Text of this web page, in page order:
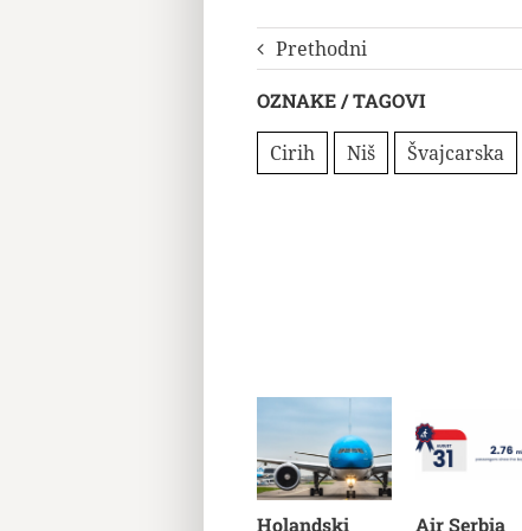
Prethodni
OZNAKE / TAGOVI
Cirih Niš Švajcarska
Holandski Air Serbia